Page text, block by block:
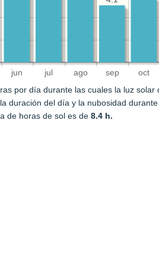
jun jul ago sep oct
por día durante las cuales la luz solar
duración del día y la nubosidad
de horas de sol es de8.4 h.